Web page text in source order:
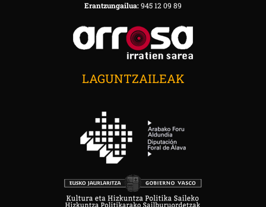
Erantzungailua:945 12 09 89
LAGUNTZAILEAK